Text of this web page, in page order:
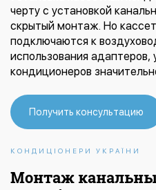
черту с установкой
скрытый монтаж. Но
подключаются к
использования адаптеров,
кондиционеров
Получить консультацию
КОНДИЦІОНЕРИ УКРАЇНИ
Монтаж